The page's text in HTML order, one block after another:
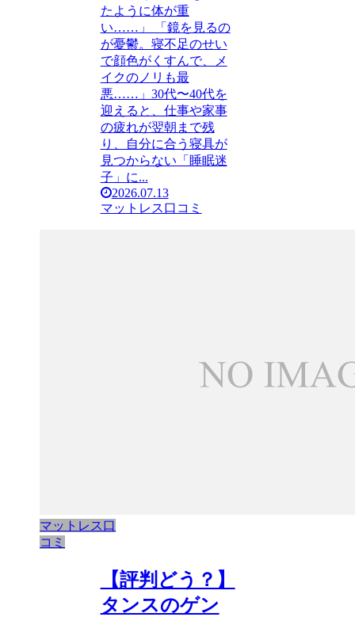
たように体が重
い……」 「鏡を見るの
が憂鬱。寝不足のせい
で顔色がくすんで、メ
イクのノリも最
悪……」30代〜40代を
迎えると、仕事や家事
の疲れが翌朝まで残
り、自分に合う寝具が
見つからない「睡眠迷
子」に...
2026.07.13
マットレス口コミ
マットレス口
コミ
【評判どう？】
タンスのゲン